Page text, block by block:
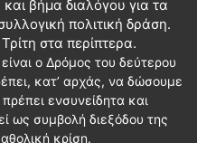
βήμα διαλόγου για τα
πολιτική δράση.
στα περίπτερα.
ο Δρόμος του δεύτερου
κατ’ αρχάς, να δώσουμε
ενσυνείδητα και
ως συμβολή διεξόδου της
κρίση.